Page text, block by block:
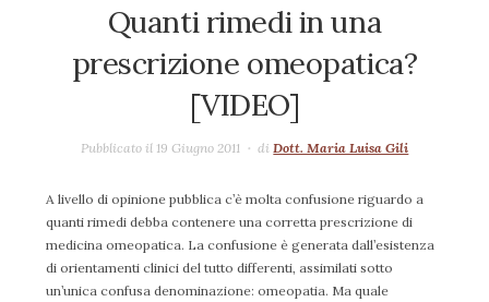
Quanti rimedi in una
prescrizione omeopatica?
[VIDEO]
Pubblicato il 19 Giugno 2011 diDott. Maria Luisa Gili
A livello di opinione pubblica c’è molta confusione riguardo a
quanti rimedi debba contenere una corretta prescrizione di
medicina omeopatica. La confusione è generata dall’esistenza
di orientamenti clinici del tutto differenti, assimilati sotto
un’unica confusa denominazione: omeopatia. Ma quale